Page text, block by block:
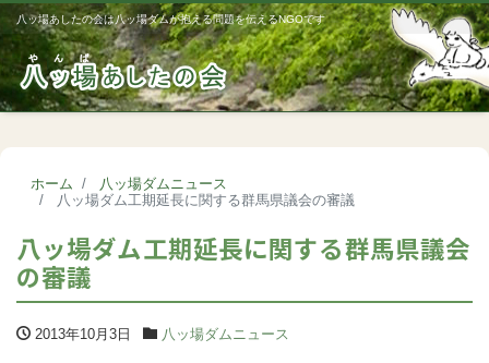
八ッ場あしたの会は八ッ場ダムが抱える問題を伝えるNGOです
ホーム
八ッ場ダムニュース
八ッ場ダム工期延長に関する群馬県議会の審議
八ッ場ダム工期延長に関する群馬県議会
の審議
2013年10月3日 八ッ場ダムニュース